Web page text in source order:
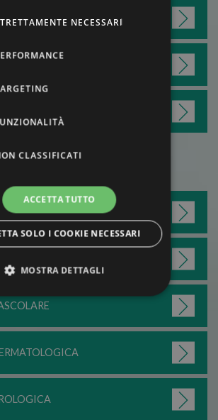
NECESSARI
CLASSIFICATI
ACCETTA TUTTO
SOLO I COOKIE NECESSARI
MOSTRA DETTAGLI
necessari
Performance
principali del sito web come